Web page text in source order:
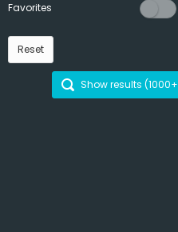
Favorites
Reset
Show results (1000+